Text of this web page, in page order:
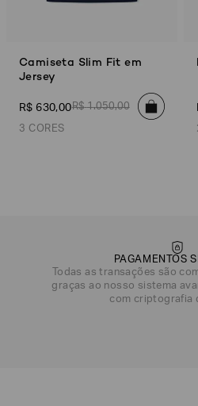
Camiseta Slim Fit em
Jersey
R$ 630,00R$ 1.050,00
3 CORES
PAGAMENTOS
Todas as transações são
graças ao nosso sistema
com criptografia